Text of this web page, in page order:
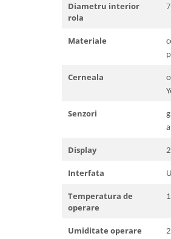
Diametru interior
rola
Materiale
Cerneala
Senzori
Display
Interfata
Temperatura de
operare
Umiditate operare